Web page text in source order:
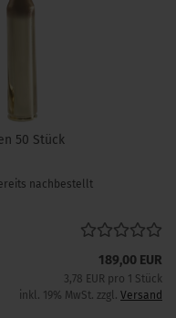
50 Stück
nachbestellt
189,00 EUR
3,78 EUR pro 1 Stück
inkl. 19% MwSt. zzgl. Versand